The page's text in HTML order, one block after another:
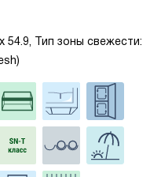
54.9, Тип зоны свежести: